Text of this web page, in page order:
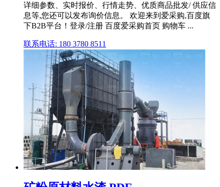
详细参数、实时报价、行情走势、优质商品批发/ 供应信
息等,您还可以发布询价信息。 欢迎来到爱采购,百度旗
下B2B平台！登录/注册 百度爱采购首页 购物车 ...
联系电话: 180 3780 8511